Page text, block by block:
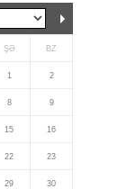
ŞƏ BZ
1 2
8 9
15 16
22 23
29 30